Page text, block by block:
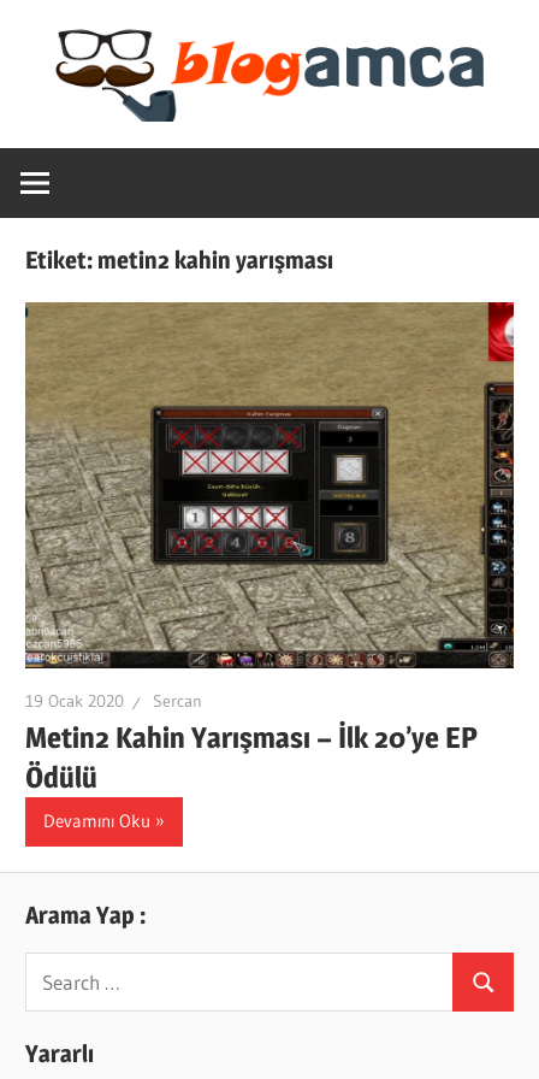
content
Blogamca
2025
Haber,
Blogların
Amcası
Etiket:metin2 kahin yarışması
19 Ocak 2020 Sercan
Metin2 Kahin Yarışması – İlk 20’ye EP
Ödülü
Devamını Oku
Arama Yap :
Search
for:
Search
Yararlı